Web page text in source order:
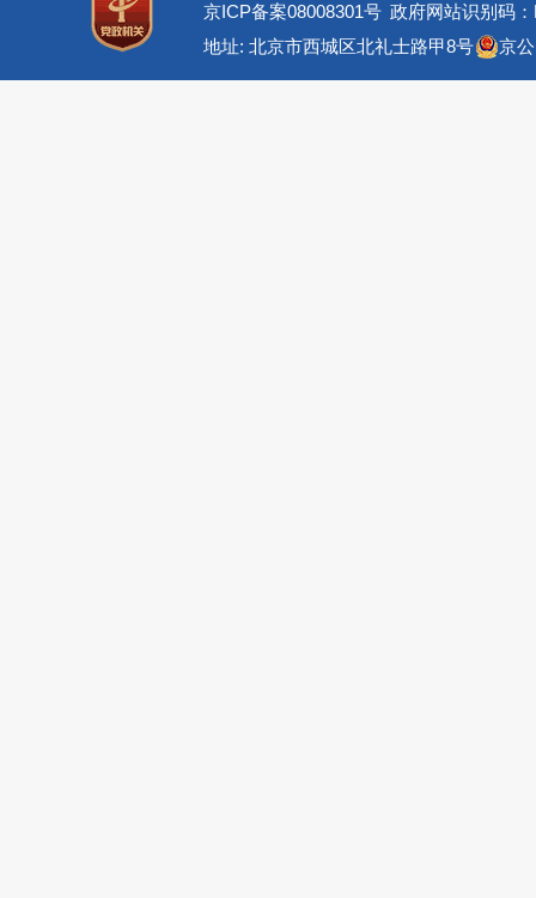
京ICP备案08008301号 政府网站识别码
地址: 北京市西城区北礼士路甲8号
京